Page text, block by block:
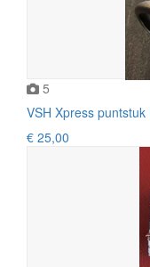
5
VSH Xpress
€ 25,00